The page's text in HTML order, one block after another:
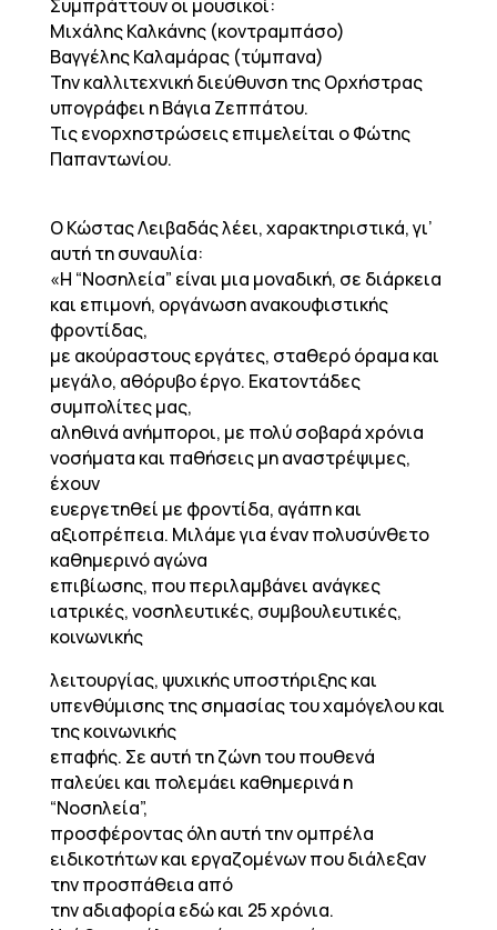
Συμπράττουν οι μουσικοί:
Μιχάλης Καλκάνης (κοντραμπάσο)
Βαγγέλης Καλαμάρας (τύμπανα)
Την καλλιτεχνική διεύθυνση της Ορχήστρας
υπογράφει η Βάγια Ζεππάτου.
Τις ενορχηστρώσεις επιμελείται ο Φώτης
Παπαντωνίου.
Ο Κώστας Λειβαδάς λέει, χαρακτηριστικά, γι’
αυτή τη συναυλία:
«Η “Νοσηλεία” είναι μια μοναδική, σε διάρκεια
και επιμονή, οργάνωση ανακουφιστικής
φροντίδας,
με ακούραστους εργάτες, σταθερό όραμα και
μεγάλο, αθόρυβο έργο. Εκατοντάδες
συμπολίτες μας,
αληθινά ανήμποροι, με πολύ σοβαρά χρόνια
νοσήματα και παθήσεις μη αναστρέψιμες,
έχουν
ευεργετηθεί με φροντίδα, αγάπη και
αξιοπρέπεια. Μιλάμε για έναν πολυσύνθετο
καθημερινό αγώνα
επιβίωσης, που περιλαμβάνει ανάγκες
ιατρικές, νοσηλευτικές, συμβουλευτικές,
κοινωνικής
λειτουργίας, ψυχικής υποστήριξης και
υπενθύμισης της σημασίας του χαμόγελου και
της κοινωνικής
επαφής. Σε αυτή τη ζώνη του πουθενά
παλεύει και πολεμάει καθημερινά η
“Νοσηλεία”,
προσφέροντας όλη αυτή την ομπρέλα
ειδικοτήτων και εργαζομένων που διάλεξαν
την προσπάθεια από
την αδιαφορία εδώ και 25 χρόνια.